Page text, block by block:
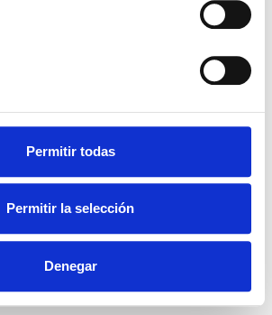
Permitir todas
Permitir la selección
Denegar